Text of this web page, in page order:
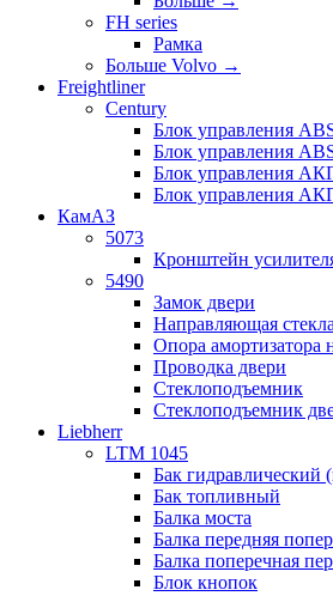
FH series
Рамка
Больше Volvo →
Freightliner
Century
Блок управления
Блок управления
Блок управления
Блок управления
КамАЗ
5073
Кронштейн
5490
Замок двери
Направляющая стекла
Опора амортизатора
Проводка двери
Стеклоподъемник
Стеклоподъемник
Liebherr
LTM 1045
Бак гидравлический
Бак топливный
Балка моста
Балка передняя
Балка поперечная
Блок кнопок